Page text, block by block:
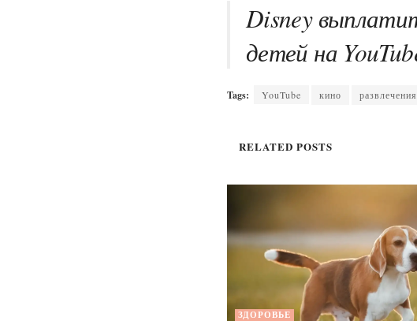
Disney
детей на
Tags: YouTube кино развлечения
RELATED POSTS
ЗДОРОВЬЕ